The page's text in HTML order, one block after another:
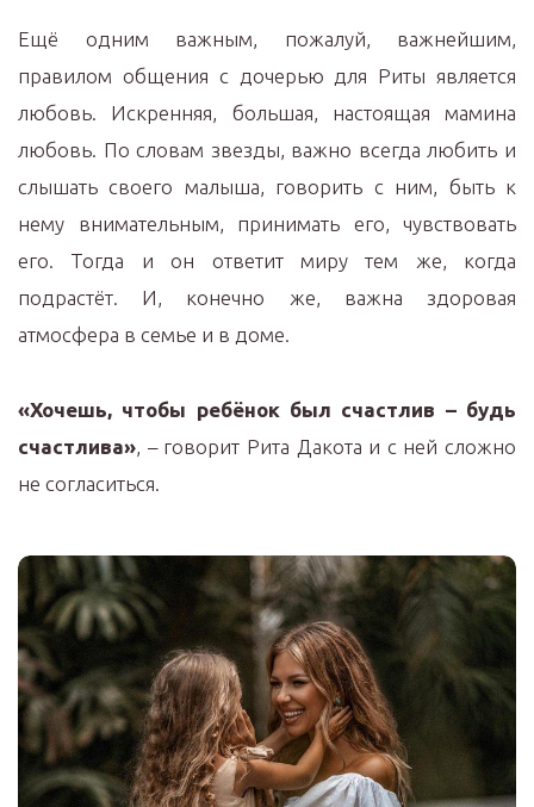
Ещё одним важным, пожалуй, важнейшим,
правилом общения с дочерью для Риты является
любовь. Искренняя, большая, настоящая мамина
любовь. По словам звезды, важно всегда любить и
слышать своего малыша, говорить с ним, быть к
нему внимательным, принимать его, чувствовать
его. Тогда и он ответит миру тем же, когда
подрастёт. И, конечно же, важна здоровая
атмосфера в семье и в доме.
«Хочешь, чтобы ребёнок был счастлив – будь
счастлива» , – говорит Рита Дакота и с ней сложно
не согласиться.